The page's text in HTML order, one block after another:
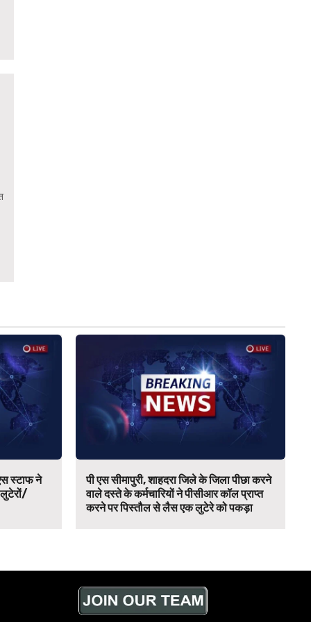
स्टाफ ने
लुटेरों/
पी एस सीमापुरी, शाहदरा जिले के जिला पीछा करने
वाले दस्ते के कर्मचारियों ने पीसीआर कॉल प्राप्त
करने पर पिस्तौल से लैस एक लुटेरे को पकड़ा